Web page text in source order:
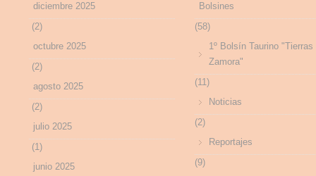
diciembre 2025
(2)
octubre 2025
(2)
agosto 2025
(2)
julio 2025
(1)
junio 2025
Bolsines
(58)
1º Bolsín Taurino "Tierras
Zamora"
(11)
Noticias
(2)
Reportajes
(9)